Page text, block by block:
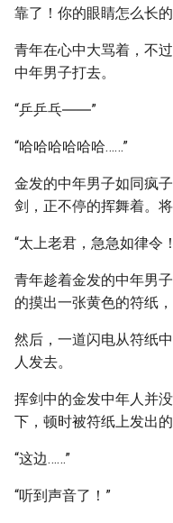
靠了！你的眼睛怎么长
青年在心中大骂着，不
中年男子打去。
“乒乒乓――”
“哈哈哈哈哈哈……”
金发的中年男子如同疯
剑，正不停的挥舞着。
“太上老君，急急如律令
青年趁着金发的中年男
的摸出一张黄色的符纸
然后，一道闪电从符纸
人发去。
挥剑中的金发中年人并
下，顿时被符纸上发出
“这边……”
“听到声音了！”